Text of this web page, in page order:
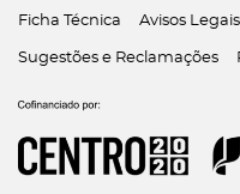
Ficha Técnica Avisos Legais
Sugestões e Reclamações